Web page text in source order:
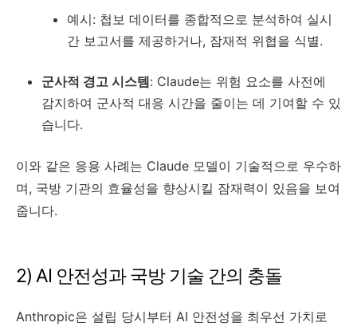
예시: 첩보 데이터를 종합적으로 분석하여 실시
간 보고서를 제공하거나, 잠재적 위협을 식별.
군사적 경고 시스템: Claude는 위험 요소를 사전에
감지하여 군사적 대응 시간을 줄이는 데 기여할 수 있
습니다.
이와 같은 응용 사례는 Claude 모델이 기술적으로 우수하
며, 국방 기관의 효율성을 향상시킬 잠재력이 있음을 보여
줍니다.
2) AI 안전성과 국방 기술 간의 충돌
Anthropic은 설립 당시부터 AI 안전성을 최우선 가치로